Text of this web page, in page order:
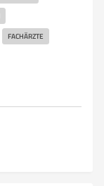
FACHÄRZTE